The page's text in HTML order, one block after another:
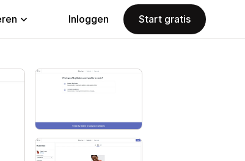
Inloggen Start gratis